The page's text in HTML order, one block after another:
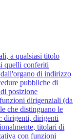
a qualsiasi titolo
quelli conferiti
di indirizzo
pubbliche di
posizione
dirigenziali (da
che distinguano le
dirigenti, dirigenti
titolari di
con funzioni